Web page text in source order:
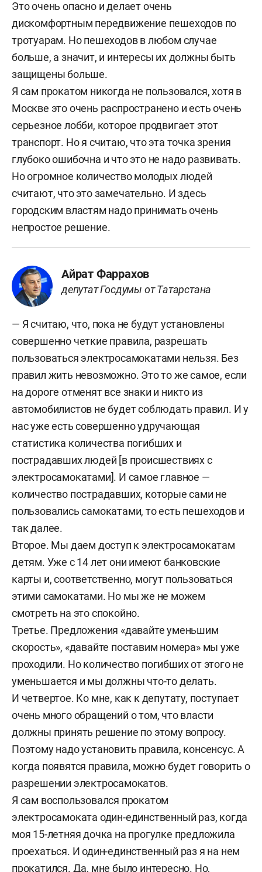
Это очень опасно и делает очень
дискомфортным передвижение пешеходов по
тротуарам. Но пешеходов в любом случае
больше, а значит, и интересы их должны быть
защищены больше.
Я сам прокатом никогда не пользовался, хотя в
Москве это очень распространено и есть очень
серьезное лобби, которое продвигает этот
транспорт. Но я считаю, что эта точка зрения
глубоко ошибочна и что это не надо развивать.
Но огромное количество молодых людей
считают, что это замечательно. И здесь
городским властям надо принимать очень
непростое решение.
Айрат Фаррахов
депутат Госдумы от Татарстана
— Я считаю, что, пока не будут установлены
совершенно четкие правила, разрешать
пользоваться электросамокатами нельзя. Без
правил жить невозможно. Это то же самое, если
на дороге отменят все знаки и никто из
автомобилистов не будет соблюдать правил. И у
нас уже есть совершенно удручающая
статистика количества погибших и
пострадавших людей [в происшествиях с
электросамокатами]. И самое главное —
количество пострадавших, которые сами не
пользовались самокатами, то есть пешеходов и
так далее.
Второе. Мы даем доступ к электросамокатам
детям. Уже с 14 лет они имеют банковские
карты и, соответственно, могут пользоваться
этими самокатами. Но мы же не можем
смотреть на это спокойно.
Третье. Предложения «давайте уменьшим
скорость», «давайте поставим номера» мы уже
проходили. Но количество погибших от этого не
уменьшается и мы должны что-то делать.
И четвертое. Ко мне, как к депутату, поступает
очень много обращений о том, что власти
должны принять решение по этому вопросу.
Поэтому надо установить правила, консенсус. А
когда появятся правила, можно будет говорить о
разрешении электросамокатов.
Я сам воспользовался прокатом
электросамоката один-единственный раз, когда
моя 15-летняя дочка на прогулке предложила
проехаться. И один-единственный раз я на нем
прокатился. Да, мне было интересно. Но,